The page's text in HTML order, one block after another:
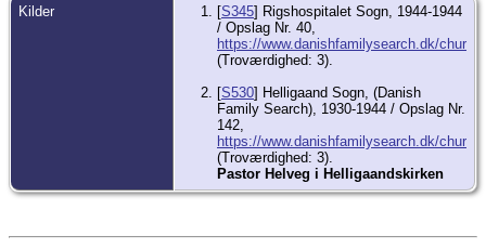
Kilder [S345] Rigshospitalet Sogn, 1944-1944
/ Opslag Nr. 40,
https://www.danishfamilysearch.dk/
(Troværdighed: 3).
[S530] Helligaand Sogn, (Danish
Family Search), 1930-1944 / Opslag Nr.
142,
https://www.danishfamilysearch.dk/
(Troværdighed: 3).
Pastor Helveg i Helligaandskirken